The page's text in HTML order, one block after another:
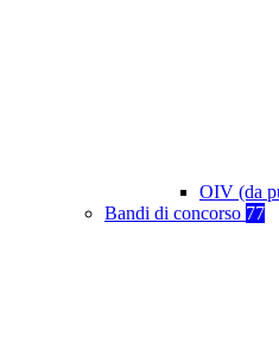
OIV (da
Bandi di concorso 77